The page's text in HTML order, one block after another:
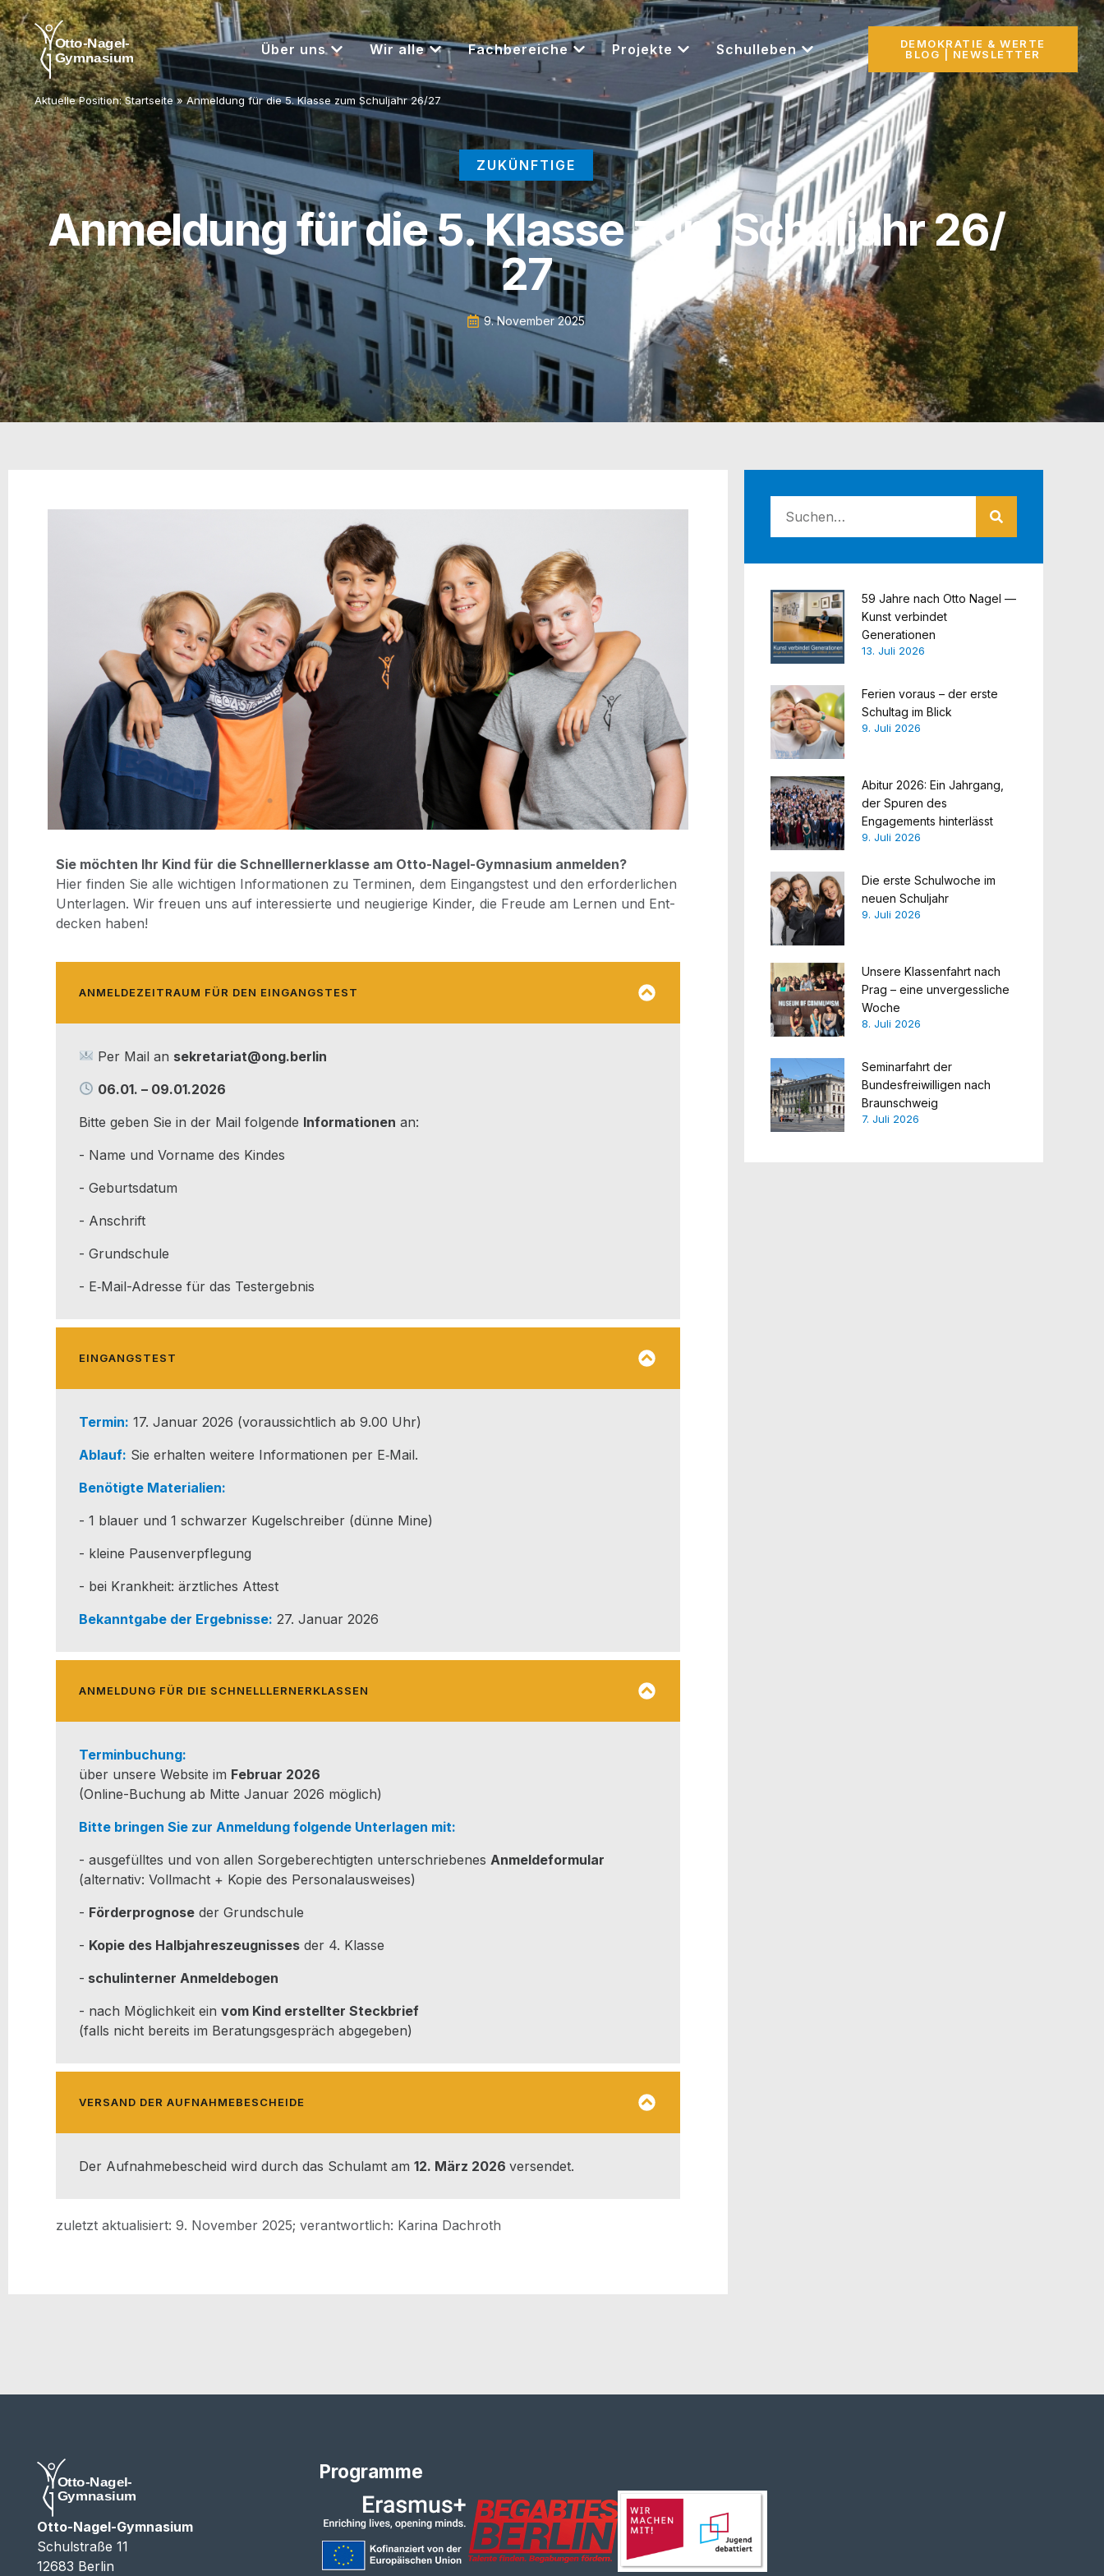
Über uns Wir alle Fachbereiche Projekte Schulleben
DEMOKRATIE & WERTE
BLOG | NEWSLETTER
Aktuelle Position:Startseite»Anmeldung für die 5. Klasse zum Schuljahr 26/​27
ZUKÜNFTIGE
Anmeldung für die 5. Klasse zum Schuljahr 26/​
27
9. November 2025
Sie möch­ten Ihr Kind für die Schnell­ler­nerklas­se am Otto-Nagel-Gym­na­si­um anmel­den?
Hier fin­den Sie alle wich­ti­gen Infor­ma­tio­nen zu Ter­mi­nen, dem Ein­gangs­test und den erfor­der­li­chen
Unter­la­gen. Wir freu­en uns auf inter­es­sier­te und neu­gie­ri­ge Kin­der, die Freu­de am Ler­nen und Ent­
de­cken haben!
ANMEL­DE­ZEIT­RAUM FÜR DEN EINGANGSTEST
Per Mail an sekretariat@ong.berlin
06.01. – 09.01.2026
Bit­te geben Sie in der Mail fol­gen­de Infor­ma­tio­nen an:
- Name und Vor­na­me des Kindes
- Geburts­da­tum
- Anschrift
- Grund­schu­le
- E‑Mail-Adres­se für das Testergebnis
EIN­GANGS­TEST
Ter­min: 17. Janu­ar 2026 (vor­aus­sicht­lich ab 9.00 Uhr)
Ablauf: Sie erhal­ten wei­te­re Infor­ma­tio­nen per E‑Mail.
Benö­tig­te Materialien:
- 1 blau­er und 1 schwar­zer Kugel­schrei­ber (dün­ne Mine)
- klei­ne Pausenverpflegung
- bei Krank­heit: ärzt­li­ches Attest
Bekannt­ga­be der Ergeb­nis­se: 27. Janu­ar 2026
ANMEL­DUNG FÜR DIE SCHNELLLERNERKLASSEN
Ter­min­bu­chung:
über unse­re Web­site im Febru­ar 2026
(Online-Buchung ab Mit­te Janu­ar 2026 möglich)
Bit­te brin­gen Sie zur Anmel­dung fol­gen­de Unter­la­gen mit:
- aus­ge­füll­tes und von allen Sor­ge­be­rech­tig­ten unter­schrie­be­nes Anmel­de­for­mu­lar
(alter­na­tiv: Voll­macht + Kopie des Personalausweises)
- För­der­pro­gno­se der Grundschule
- Kopie des Halb­jah­res­zeug­nis­ses der 4. Klasse
- schul­in­ter­ner Anmeldebogen
- nach Mög­lich­keit ein vom Kind erstell­ter Steck­brief
(falls nicht bereits im Bera­tungs­ge­spräch abgegeben)
VER­SAND DER AUFNAHMEBESCHEIDE
Der Auf­nah­me­be­scheid wird durch das Schul­amt am 12. März 2026 ver­sen­det.
zuletzt aktua­li­siert: 9. Novem­ber 2025; ver­ant­wort­lich: Kari­na Dachroth
59 Jahre nach Otto Nagel —
Kunst verbindet
Generationen
13. Juli 2026
Ferien voraus – der erste
Schultag im Blick
9. Juli 2026
Abitur 2026: Ein Jahrgang,
der Spuren des
Engagements hinterlässt
9. Juli 2026
Die erste Schulwoche im
neuen Schuljahr
9. Juli 2026
Unsere Klassenfahrt nach
Prag – eine unvergessliche
Woche
8. Juli 2026
Seminarfahrt der
Bundesfreiwilligen nach
Braunschweig
7. Juli 2026
Otto-Nagel-Gymnasium
Schulstraße 11
12683 Berlin
Programme